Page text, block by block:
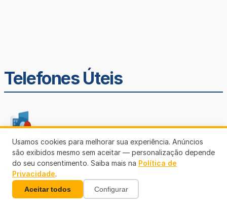
Telefones Úteis
SEMUSA
(69)3901-3176
Usamos cookies para melhorar sua experiência. Anúncios
são exibidos mesmo sem aceitar — personalização depende
do seu consentimento. Saiba mais na Política de
Privacidade.
Aceitar todos Configurar